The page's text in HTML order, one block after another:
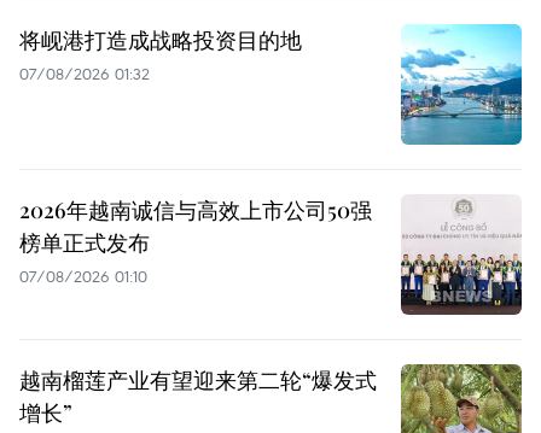
将岘港打造成战略投资目的地
07/08/2026 01:32
2026年越南诚信与高效上市公司50强
榜单正式发布
07/08/2026 01:10
越南榴莲产业有望迎来第二轮“爆发式
增长”